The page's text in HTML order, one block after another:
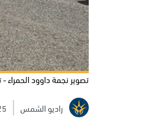
تصوير نجمة داوود الحمراء
راديو الشمس